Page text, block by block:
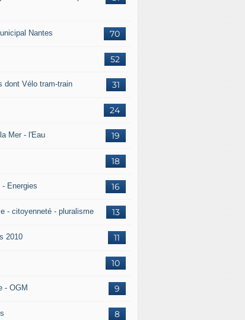
70
Nantes
52
31
dont Vélo tram-train
24
19
Mer - l'Eau
18
16
- Energies
13
- citoyenneté - pluralisme
11
2010
10
9
- OGM
8